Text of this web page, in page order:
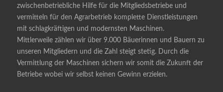
zwischenbetriebliche Hilfe für die Mitgliedsbetriebe und
vermitteln für den Agrarbetrieb komplette Dienstleistungen
mit schlagkräftigen und modernsten Maschinen.
Mittlerweile zählen wir über 9.000 Bäuerinnen und Bauern zu
unseren Mitgliedern und die Zahl steigt stetig. Durch die
Vermittlung der Maschinen sichern wir somit die Zukunft der
Betriebe wobei wir selbst keinen Gewinn erzielen.